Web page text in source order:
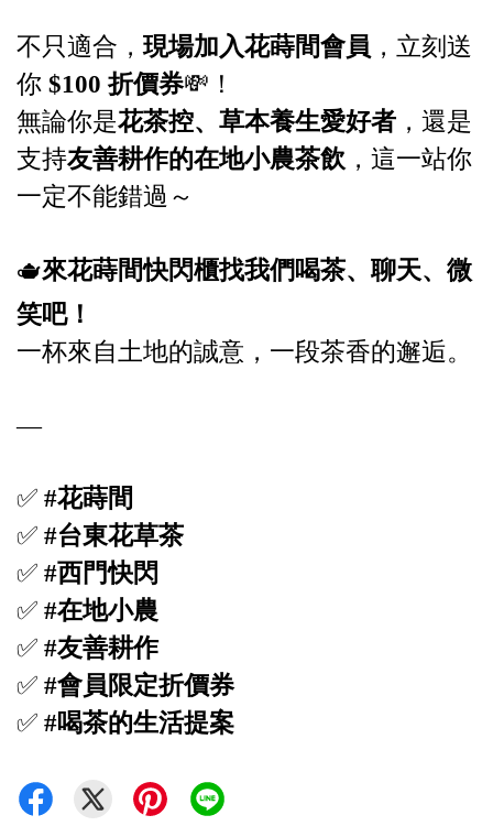
不只適合，現場加入花蒔間會員 ，立刻送
你 $100 折價券💸！
無論你是花茶控、草本養生愛好者 ，還是
支持友善耕作的在地小農茶飲 ，這一站你
一定不能錯過～
🫖來花蒔間快閃櫃找我們喝茶、聊天、微
笑吧！
一杯來自土地的誠意，一段茶香的邂逅。
—
✅ #花蒔間
✅ #台東花草茶
✅ #西門快閃
✅ #在地小農
✅ #友善耕作
✅ #會員限定折價券
✅ #喝茶的生活提案